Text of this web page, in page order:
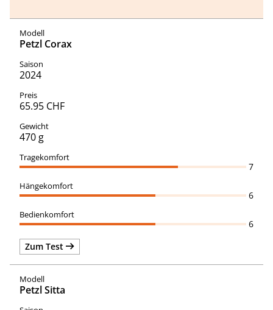
Petzl Corax
2024
65.95 CHF
470 g
7
6
6
Zum Test
Petzl Sitta